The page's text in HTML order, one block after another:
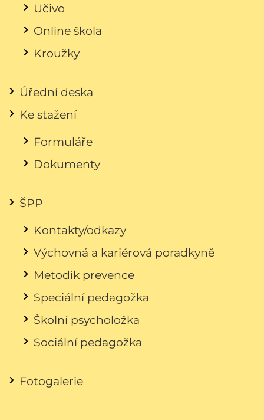
Učivo
Online škola
Kroužky
Úřední deska
Ke stažení
Formuláře
Dokumenty
ŠPP
Kontakty/odkazy
Výchovná a kariérová poradkyně
Metodik prevence
Speciální pedagožka
Školní psycholožka
Sociální pedagožka
Fotogalerie